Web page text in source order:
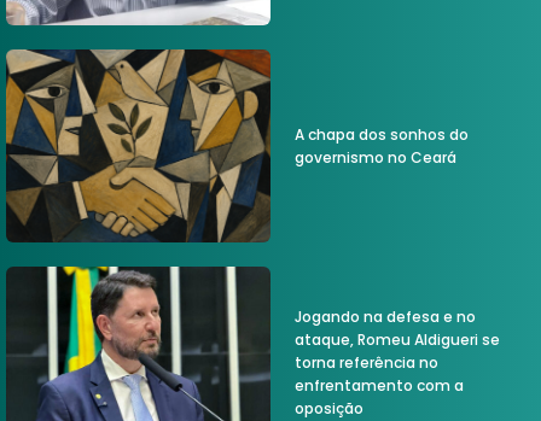
A chapa dos sonhos do
governismo no Ceará
Jogando na defesa e no
ataque, Romeu Aldigueri se
torna referência no
enfrentamento com a
oposição